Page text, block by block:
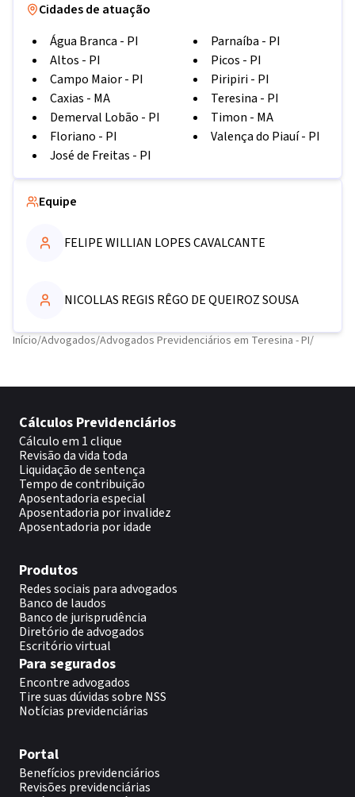
Cidades de atuação
Água Branca - PI
Altos - PI
Campo Maior- PI
Caxias - MA
Demerval Lobão - PI
Floriano - PI
José de Freitas - PI
Parnaíba - PI
Picos - PI
Piripiri- PI
Teresina - PI
Timon - MA
Valença do Piauí- PI
Equipe
FELIPE WILLIAN LOPES CAVALCANTE
NICOLLAS REGIS RÊGO DE QUEIROZ SOUSA
Início/Advogados/Advogados Previdenciários em Teresina - PI/
Cálculos Previdenciários
Cálculo em 1 clique
Revisão da vida toda
Liquidação de sentença
Tempo de contribuição
Aposentadoria especial
Aposentadoria por invalidez
Aposentadoria por idade
Produtos
Redes sociais para advogados
Banco de laudos
Banco de jurisprudência
Diretório de advogados
Escritório virtual
Para segurados
Encontre advogados
Tire suas dúvidas sobre NSS
Notícias previdenciárias
Portal
Benefícios previdenciários
Revisões previdenciárias